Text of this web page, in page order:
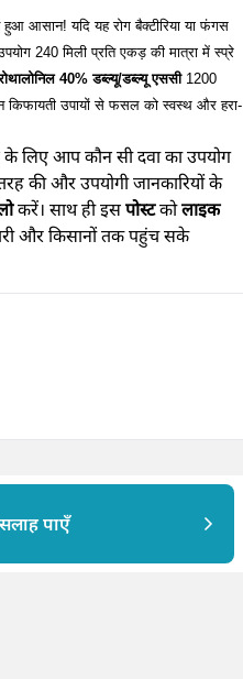
आसान! यदि यह रोग बैक्टीरिया या फंगस
240 मिली प्रति एकड़ की मात्रा में स्प्रे
40% डब्ल्यू/डब्ल्यू एससी 1200
किफायती उपायों से फसल को स्वस्थ और हरा-
लिए आप कौन सी दवा का उपयोग
की और उपयोगी जानकारियों के
करें। साथ ही इसपोस्टकोलाइक
और किसानों तक पहुंच सके
पाएँ